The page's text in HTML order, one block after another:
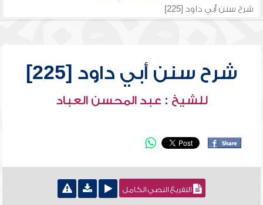
شرح سنن أبي داود [225]
شرح سنن أبي داود [225]
للشيخ : عبد المحسن العباد
التفريغ النصي الكامل